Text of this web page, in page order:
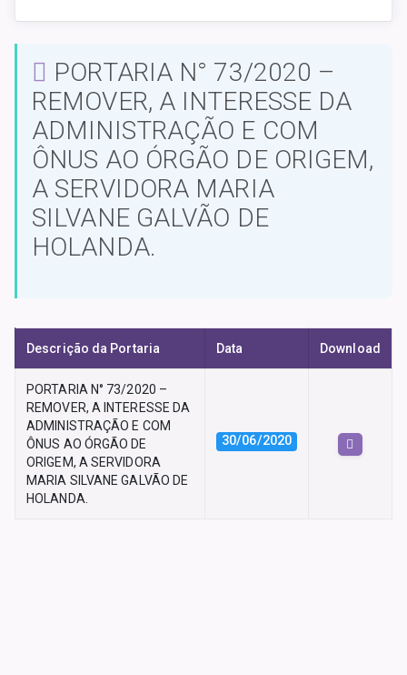
PORTARIA N° 73/2020 –
REMOVER, A INTERESSE DA
ADMINISTRAÇÃO E COM
ÔNUS AO ÓRGÃO DE ORIGEM,
A SERVIDORA MARIA
SILVANE GALVÃO DE
HOLANDA.
Descrição da Portaria Data Download
PORTARIA N° 73/2020 –
REMOVER, A INTERESSE DA
ADMINISTRAÇÃO E COM
ÔNUS AO ÓRGÃO DE
ORIGEM, A SERVIDORA
MARIA SILVANE GALVÃO DE
HOLANDA.
30/06/2020